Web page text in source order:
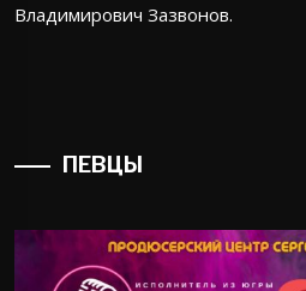
Владимирович Зазвонов.
ПЕВЦЫ